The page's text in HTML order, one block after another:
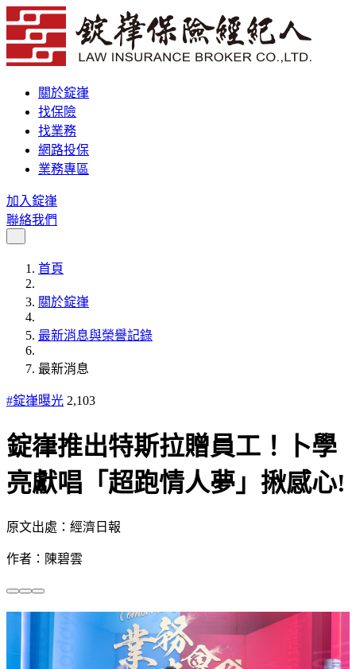
關於錠嵂
找保險
找業務
網路投保
業務專區
加入錠嵂
聯絡我們
首頁
關於錠嵂
最新消息與榮譽記錄
最新消息
#錠嵂曝光 2,103
錠嵂推出特斯拉贈員工！卜學
亮獻唱「超跑情人夢」揪感心!
原文出處：經濟日報
作者：陳碧雲